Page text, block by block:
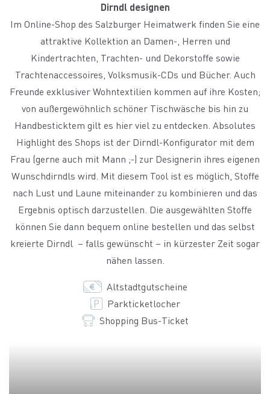
Dirndl designen
Im Online-Shop des Salzburger Heimatwerk finden Sie eine
attraktive Kollektion an Damen-, Herren und
Kindertrachten, Trachten- und Dekorstoffe sowie
Trachtenaccessoires, Volksmusik-CDs und Bücher. Auch
Freunde exklusiver Wohntextilien kommen auf ihre Kosten;
von außergewöhnlich schöner Tischwäsche bis hin zu
Handbesticktem gilt es hier viel zu entdecken. Absolutes
Highlight des Shops ist der Dirndl-Konfigurator mit dem
Frau (gerne auch mit Mann ;-) zur Designerin ihres eigenen
Wunschdirndls wird. Mit diesem Tool ist es möglich, Stoffe
nach Lust und Laune miteinander zu kombinieren und das
Ergebnis optisch darzustellen. Die ausgewählten Stoffe
können Sie dann bequem online bestellen und das selbst
kreierte Dirndl – falls gewünscht – in kürzester Zeit sogar
nähen lassen.
Altstadtgutscheine
Parkticketlocher
Shopping Bus-Ticket